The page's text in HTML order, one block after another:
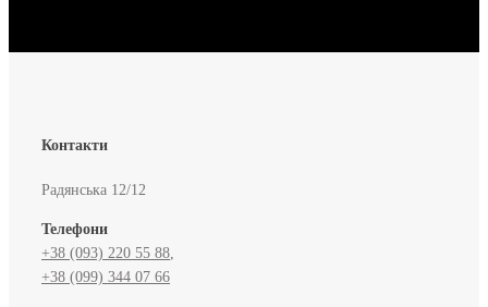
Контакти
Радянська 12/12
Телефони
+38 (093) 220 55 88,
+38 (099) 344 07 66